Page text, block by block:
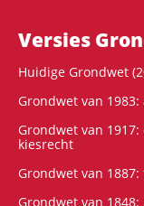
Versies
Huidige Grondwet
Grondwet van
Grondwet van
kiesrecht
Grondwet van
Grondwet van